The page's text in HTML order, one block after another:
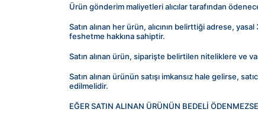
Ürün gönderim maliyetleri alıcılar tarafından
Satın alınan her ürün, alıcının belirttiği adrese,
feshetme hakkına sahiptir.
Satın alınan ürün, siparişte belirtilen niteliklere ve
Satın alınan ürünün satışı imkansız hale gelirse,
edilmelidir.
EĞER SATIN ALINAN ÜRÜNÜN BEDELİ